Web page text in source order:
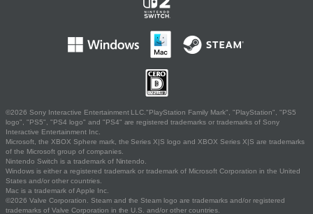
©2026 Sony Interactive Entertainment LLC."PlayStation Family Mark", "PlayStation", "PS5
logo", "PS5", "PS4 logo" and "PS4" are registered trademarks or trademarks of Sony
Interactive Entertainment Inc.
Microsoft, the XBOX Sphere mark, the Series X|S logo and XBOX Series X|S are trademarks
of the Microsoft group of companies.
Nintendo Switch is a trademark of Nintendo.
Windows is either a registered trademark or trademark of Microsoft Corporation in the United
States and/or other countries.
Mac is a trademark of Apple Inc.
©2026 Valve Corporation. Steam and the Steam logo are trademarks and/or registered
trademarks of Valve Corporation in the U.S. and/or other countries.